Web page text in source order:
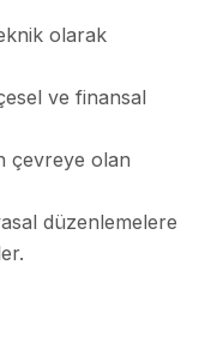
olarak
ve finansal
çevreye olan
düzenlemelere